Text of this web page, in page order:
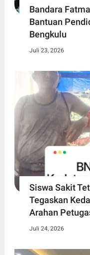
Bandara
Bantuan
Bengkulu
Juli 23, 2026
Siswa Sakit
Tegaskan
Arahan
Juli 24, 2026